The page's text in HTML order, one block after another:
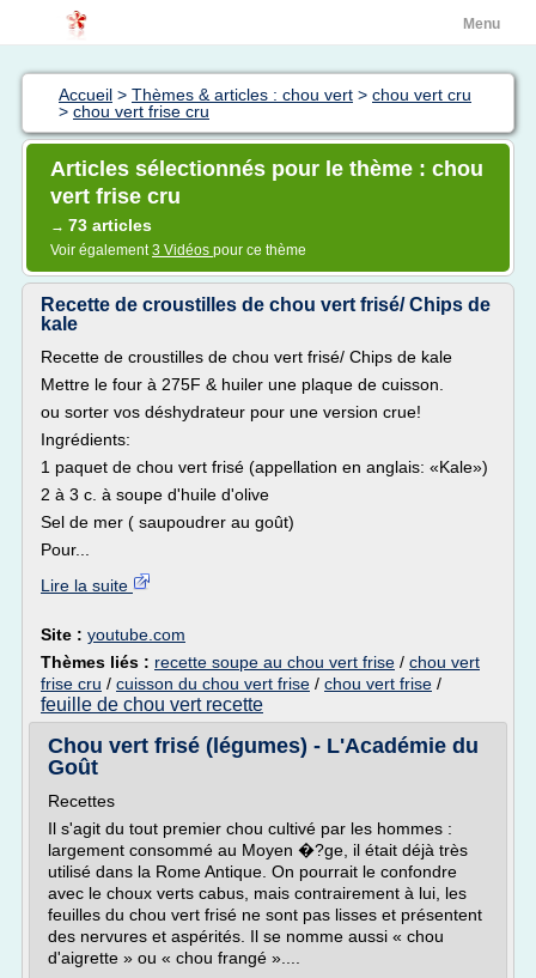
Menu
Accueil > Thèmes & articles : chou vert > chou vert cru
> chou vert frise cru
Articles sélectionnés pour le thème : chou
vert frise cru
→ 73 articles
Voir également3 Vidéos pour ce thème
Recette de croustilles de chou vert frisé/ Chips de
kale
Recette de croustilles de chou vert frisé/ Chips de kale
Mettre le four à 275F & huiler une plaque de cuisson.
ou sorter vos déshydrateur pour une version crue!
Ingrédients:
1 paquet de chou vert frisé (appellation en anglais: «Kale»)
2 à 3 c. à soupe d'huile d'olive
Sel de mer ( saupoudrer au goût)
Pour...
Lire la suite
Site : youtube.com
Thèmes liés : recette soupe au chou vert frise / chou vert
frise cru / cuisson du chou vert frise / chou vert frise /
feuille de chou vert recette
Chou vert frisé (légumes) - L'Académie du
Goût
Recettes
Il s'agit du tout premier chou cultivé par les hommes :
largement consommé au Moyen �?ge, il était déjà très
utilisé dans la Rome Antique. On pourrait le confondre
avec le choux verts cabus, mais contrairement à lui, les
feuilles du chou vert frisé ne sont pas lisses et présentent
des nervures et aspérités. Il se nomme aussi « chou
d'aigrette » ou « chou frangé »....